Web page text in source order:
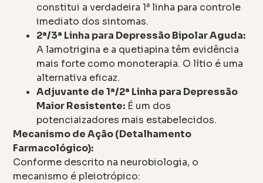
constitui a verdadeira 1ª linha para controle
imediato dos sintomas.
2ª/3ª Linha para Depressão Bipolar Aguda:
A lamotrigina e a quetiapina têm evidência
mais forte como monoterapia. O lítio é uma
alternativa eficaz.
Adjuvante de 1ª/2ª Linha para Depressão
Maior Resistente: É um dos
potenciaizadores mais estabelecidos.
Mecanismo de Ação (Detalhamento
Farmacológico):
Conforme descrito na neurobiologia, o
mecanismo é pleiotrópico: